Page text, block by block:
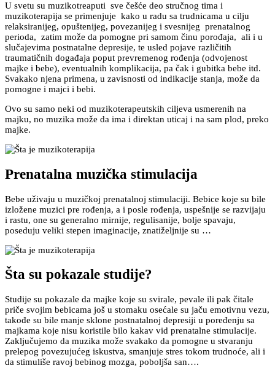
U svetu su muzikotreaputi sve češće deo stručnog tima i
muzikoterapija se primenjuje kako u radu sa trudnicama u cilju
relaksiranijeg, opuštenijeg, povezanijeg i svesnijeg prenatalnog
perioda, zatim može da pomogne pri samom činu porođaja, ali i u
slučajevima postnatalne depresije, te usled pojave različitih
traumatičnih događaja poput prevremenog rođenja (odvojenost
majke i bebe), eventualnih komplikacija, pa čak i gubitka bebe itd.
Svakako njena primena, u zavisnosti od indikacije stanja, može da
pomogne i majci i bebi.
Ovo su samo neki od muzikoterapeutskih ciljeva usmerenih na
majku, no muzika može da ima i direktan uticaj i na sam plod, preko
majke.
Prenatalna muzička stimulacija
Bebe uživaju u muzičkoj prenatalnoj stimulaciji. Bebice koje su bile
izložene muzici pre rođenja, a i posle rođenja, uspešnije se razvijaju
i rastu, one su generalno mirnije, regulisanije, bolje spavaju,
poseduju veliki stepen imaginacije, znatiželjnije su …
Šta su pokazale studije?
Studije su pokazale da majke koje su svirale, pevale ili pak čitale
priče svojim bebicama još u stomaku osećale su jaču emotivnu vezu,
takođe su bile manje sklone postnatalnoj depresiji u poređenju sa
majkama koje nisu koristile bilo kakav vid prenatalne stimulacije.
Zaključujemo da muzika može svakako da pomogne u stvaranju
prelepog povezujućeg iskustva, smanjuje stres tokom trudnoće, ali i
da stimuliše ravoj bebinog mozga, poboljša san….